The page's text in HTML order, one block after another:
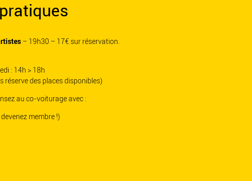
– 19h30 – 17€ sur réservation.
: 14h > 18h
réserve des places disponibles)
au co-voiturage avec :
membre !)